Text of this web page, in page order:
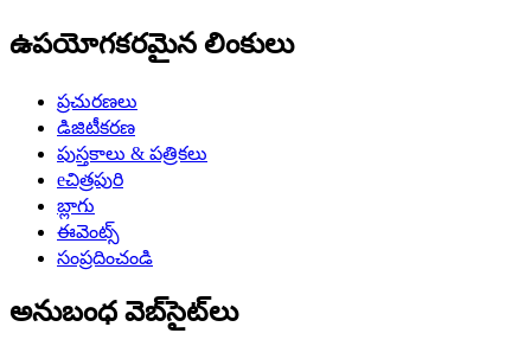
ఉపయోగకరమైన లింకులు
ప్రచురణలు
డిజిటీకరణ
పుస్తకాలు & పత్రికలు
eచిత్రపురి
బ్లాగు
ఈవెంట్స్
సంప్రదించండి
అనుబంధ వెబ్‌సైట్‌లు